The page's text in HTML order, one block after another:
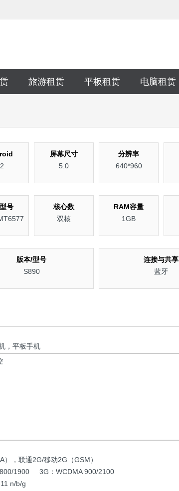
旅游租赁 平板租赁 电脑租赁
屏幕尺寸
5.0
分辨率
640*960
号
核心数
双核
RAM容量
1GB
版本/型号
S890
连接与共享
蓝牙
，平板手机
），联通2G/移动2G（GSM）
1900 3G：WCDMA 900/2100
n/b/g